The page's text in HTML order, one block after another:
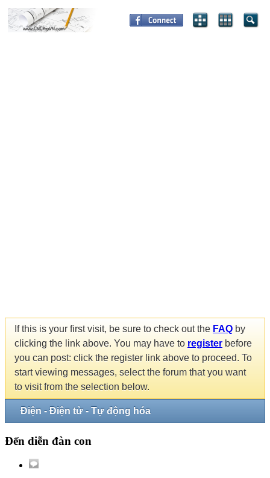
If this is your first visit, be sure to check out the FAQ by
clicking the link above. You may have to register before
you can post: click the register link above to proceed. To
start viewing messages, select the forum that you want
to visit from the selection below.
Điện - Điện tử - Tự động hóa
Đến diễn đàn con